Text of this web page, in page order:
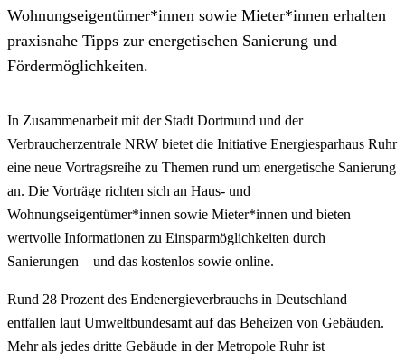
Wohnungseigentümer*innen sowie Mieter*innen erhalten
praxisnahe Tipps zur energetischen Sanierung und
Fördermöglichkeiten.
In Zusammenarbeit mit der Stadt Dortmund und der
Verbraucherzentrale NRW bietet die Initiative Energiesparhaus Ruhr
eine neue Vortragsreihe zu Themen rund um energetische Sanierung
an. Die Vorträge richten sich an Haus- und
Wohnungseigentümer*innen sowie Mieter*innen und bieten
wertvolle Informationen zu Einsparmöglichkeiten durch
Sanierungen – und das kostenlos sowie online.
Rund 28 Prozent des Endenergieverbrauchs in Deutschland
entfallen laut Umweltbundesamt auf das Beheizen von Gebäuden.
Mehr als jedes dritte Gebäude in der Metropole Ruhr ist